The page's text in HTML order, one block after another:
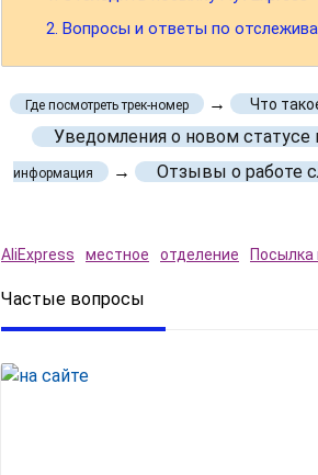
2. Вопросы и ответы по
Где посмотреть трек-номер → Что
Уведомления о новом статусе
информация → Отзывы о работе
AliExpress местное отделение Посылка
Частые вопросы